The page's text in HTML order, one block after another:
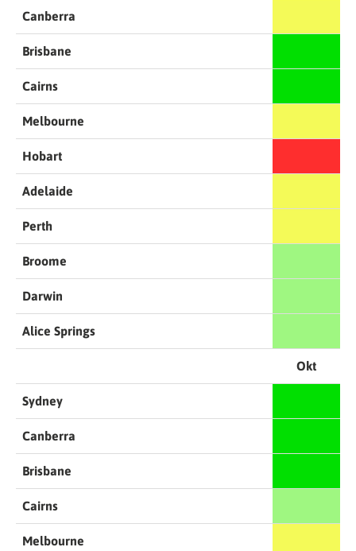
Canberra
Brisbane
Cairns
Melbourne
Hobart
Adelaide
Perth
Broome
Darwin
Alice Springs
Okt
Sydney
Canberra
Brisbane
Cairns
Melbourne